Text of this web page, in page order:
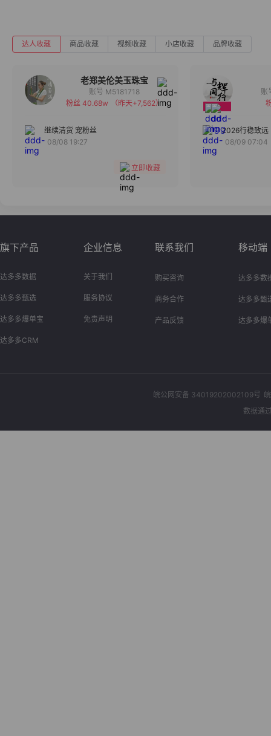
达人收藏 商品收藏 视频收藏 小店收藏 品牌收藏
老郑美伦美玉珠宝
备注
账号 M5181718
粉丝 40.68w
（昨天+7,562）
继续清货 宠粉丝
08/08 19:27
立即收藏
2026行稳致远
08/09 07:04
旗下产品
达多多数据
达多多甄选
达多多爆单宝
达多多CRM
企业信息
关于我们
服务协议
免责声明
联系我们
购买咨询
商务合作
产品反馈
移动端
达多多数
达多多甄
达多多爆
皖公网安备 34019202002109号
数据通